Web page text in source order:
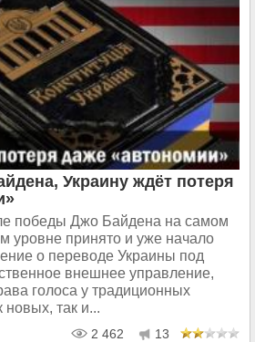
Украину ждёт потеря
победы Джо Байдена на самом
уровне принято и уже начало
о переводе Украины под
внешнее управление,
голоса у традиционных
новых, так и...
2 462 13